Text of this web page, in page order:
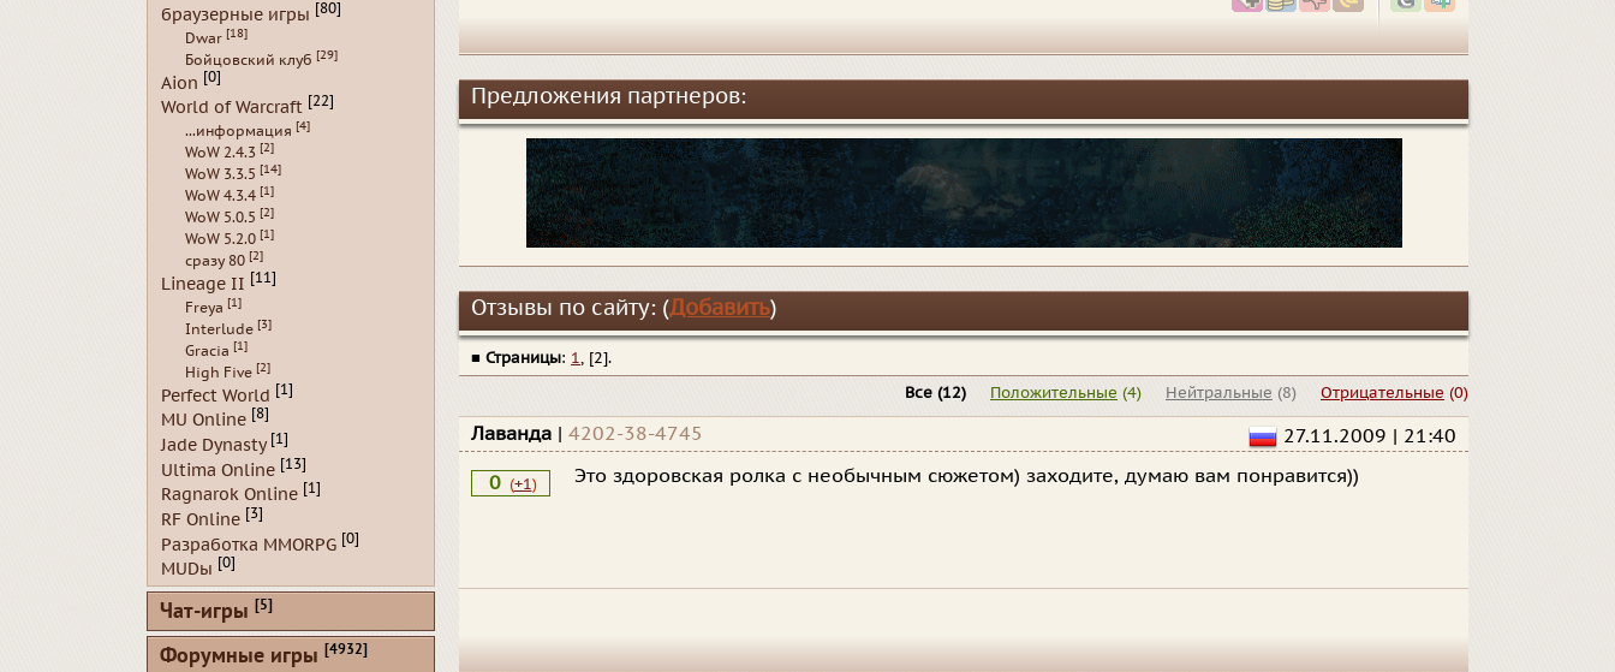
Предложения партнеров:
Отзывы по сайту: (Добавить)
■ Страницы: 1, [2].
Отрицательные (0)
Нейтральные (8)
Положительные (4)
Все (12)
Лаванда | 4202-38-4745 27.11.2009 | 21:40
0 (+1) Это здоровская ролка с необычным сюжетом) заходите, думаю вам понравится))
браузерные игры [80]
Dwar [18]
Бойцовский клуб [29]
Aion [0]
World of Warcraft [22]
...информация [4]
WoW 2.4.3 [2]
WoW 3.3.5 [14]
WoW 4.3.4 [1]
WoW 5.0.5 [2]
WoW 5.2.0 [1]
сразу 80 [2]
Lineage II [11]
Freya [1]
Interlude [3]
Gracia [1]
High Five [2]
Perfect World [1]
MU Online [8]
Jade Dynasty [1]
Ultima Online [13]
Ragnarok Online [1]
RF Online [3]
Разработка MMORPG [0]
MUDы [0]
Чат-игры [5]
Форумные игры [4932]